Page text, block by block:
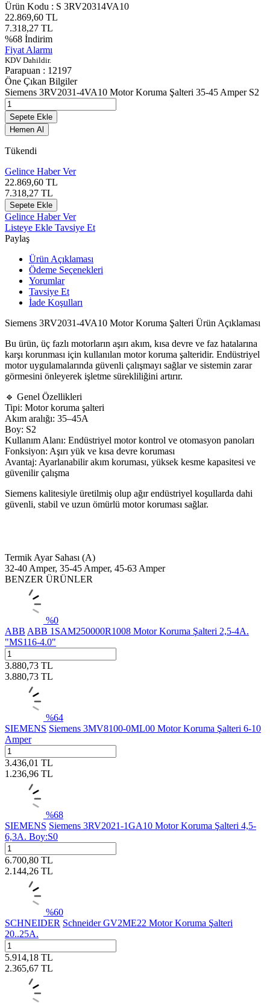
Ürün Kodu : S 3RV20314VA10
22.869,60 TL
7.318,27 TL
%68 İndirim
Fiyat Alarmı
KDV Dahildir.
Parapuan : 12197
Öne Çıkan Bilgiler
Siemens 3RV2031-4VA10 Motor Koruma Şalteri 35-45 Amper S2
Sepete Ekle
Hemen Al
Tükendi
Gelince Haber Ver
22.869,60 TL
7.318,27 TL
Sepete Ekle
Gelince Haber Ver
Listeye Ekle Tavsiye Et
Paylaş
Ürün Açıklaması
Ödeme Seçenekleri
Yorumlar
Tavsiye Et
İade Koşulları
Siemens 3RV2031-4VA10 Motor Koruma Şalteri Ürün Açıklaması
Bu ürün, üç fazlı motorların aşırı akım, kısa devre ve faz hatalarına
karşı korunması için kullanılan motor koruma şalteridir. Endüstriyel
motor uygulamalarında güvenli çalışmayı sağlar ve sistemin zarar
görmesini önleyerek işletme sürekliliğini artırır.
🔹 Genel Özellikleri
Tipi: Motor koruma şalteri
Akım aralığı: 35–45A
Boy: S2
Kullanım Alanı: Endüstriyel motor kontrol ve otomasyon panoları
Fonksiyon: Aşırı yük ve kısa devre koruması
Avantaj: Ayarlanabilir akım koruması, yüksek kesme kapasitesi ve
güvenilir çalışma
Siemens kalitesiyle üretilmiş olup ağır endüstriyel koşullarda dahi
güvenli, stabil ve uzun ömürlü motor koruması sağlar.
Termik Ayar Sahası (A)
32-40 Amper, 35-45 Amper, 45-63 Amper
BENZER ÜRÜNLER
%0
ABB ABB 1SAM250000R1008 Motor Koruma Şalteri 2,5-4A.
"MS116-4.0"
3.880,73 TL
3.880,73 TL
%64
SIEMENS Siemens 3MV8100-0ML00 Motor Koruma Şalteri 6-10
Amper
3.436,01 TL
1.236,96 TL
%68
SIEMENS Siemens 3RV2021-1GA10 Motor Koruma Şalteri 4,5-
6,3A. Boy:S0
6.700,80 TL
2.144,26 TL
%60
SCHNEIDER Schneider GV2ME22 Motor Koruma Şalteri
20..25A.
5.914,18 TL
2.365,67 TL